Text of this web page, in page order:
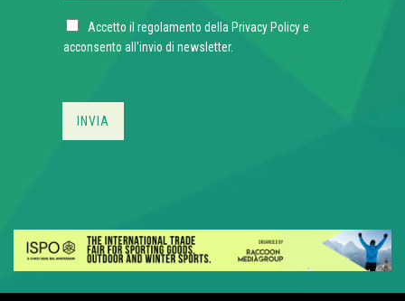
l
C
h
Accetto il regolamento della Privacy Policye
acconsento all'invio di newsletter.
INVIA